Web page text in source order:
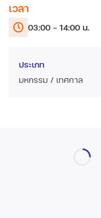
เวลา
03:00 - 14:00 น.
ประเภท
มหกรรม / เทศกาล